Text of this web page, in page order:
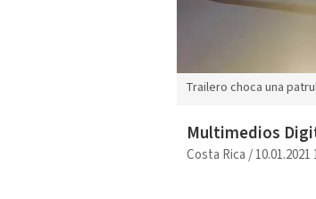
Trailero choca una
Multimedios
Costa Rica/10.01.2021